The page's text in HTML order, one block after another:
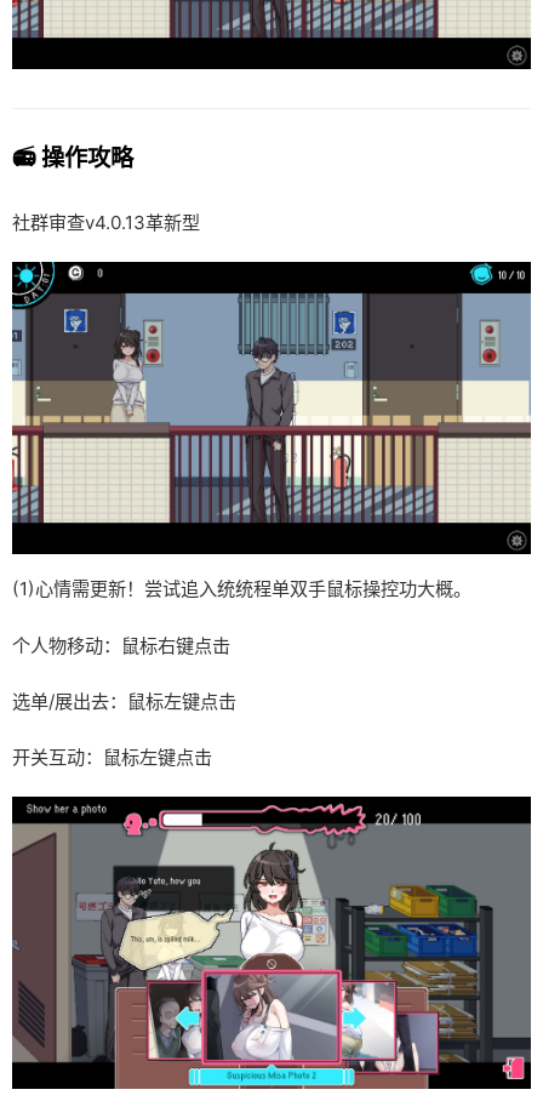
📻 操作攻略
社群审查v4.0.13革新型
(1)心情需更新！尝试追入统统程单双手鼠标操控功大概。
个人物移动：鼠标右键点击
选单/展出去：鼠标左键点击
开关互动：鼠标左键点击